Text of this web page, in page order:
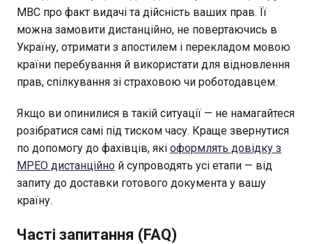
МВС про факт видачі та дійсність ваших прав. Її
можна замовити дистанційно, не повертаючись в
Україну, отримати з апостилем і перекладом мовою
країни перебування й використати для відновлення
прав, спілкування зі страховою чи роботодавцем.
Якщо ви опинилися в такій ситуації — не намагайтеся
розібратися самі під тиском часу. Краще звернутися
по допомогу до фахівців, які оформлять довідку з
МРЕО дистанційно й супроводять усі етапи — від
запиту до доставки готового документа у вашу
країну.
Часті запитання (FAQ)